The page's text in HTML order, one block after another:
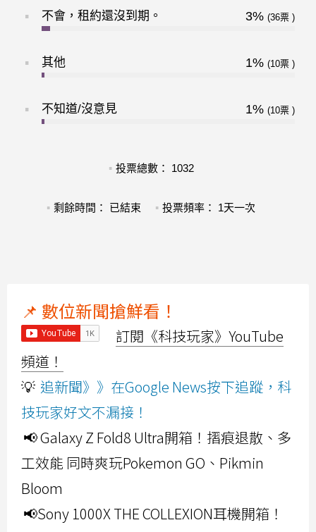
不會，租約還沒到期。 3% 36
其他 1% 10
不知道/沒意見 1% 10
投票總數： 1032
剩餘時間： 已結束 投票頻率： 1天一次
📌 數位新聞搶鮮看！
訂閱《科技玩家》YouTube
頻道！
💡 追新聞》》在Google News按下追蹤，科
技玩家好文不漏接！
📢 Galaxy Z Fold8 Ultra開箱！摺痕退散、多
工效能 同時爽玩Pokemon GO、Pikmin
Bloom
📢Sony 1000X THE COLLEXION耳機開箱！